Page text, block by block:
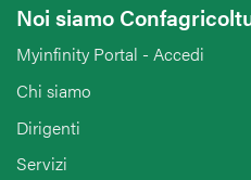
Noi siamo
Myinfinity Portal - Accedi
Chi siamo
Dirigenti
Servizi